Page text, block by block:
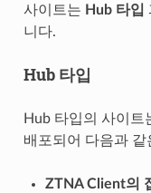
사이트는 Hub 타입
니다.
Hub 타입
Hub 타입의 사이트
배포되어 다음과
ZTNA Client의